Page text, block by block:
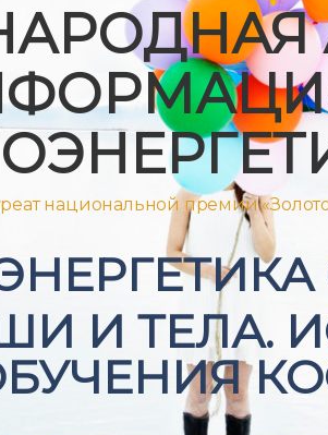
национальной премии
И ТЕЛА.